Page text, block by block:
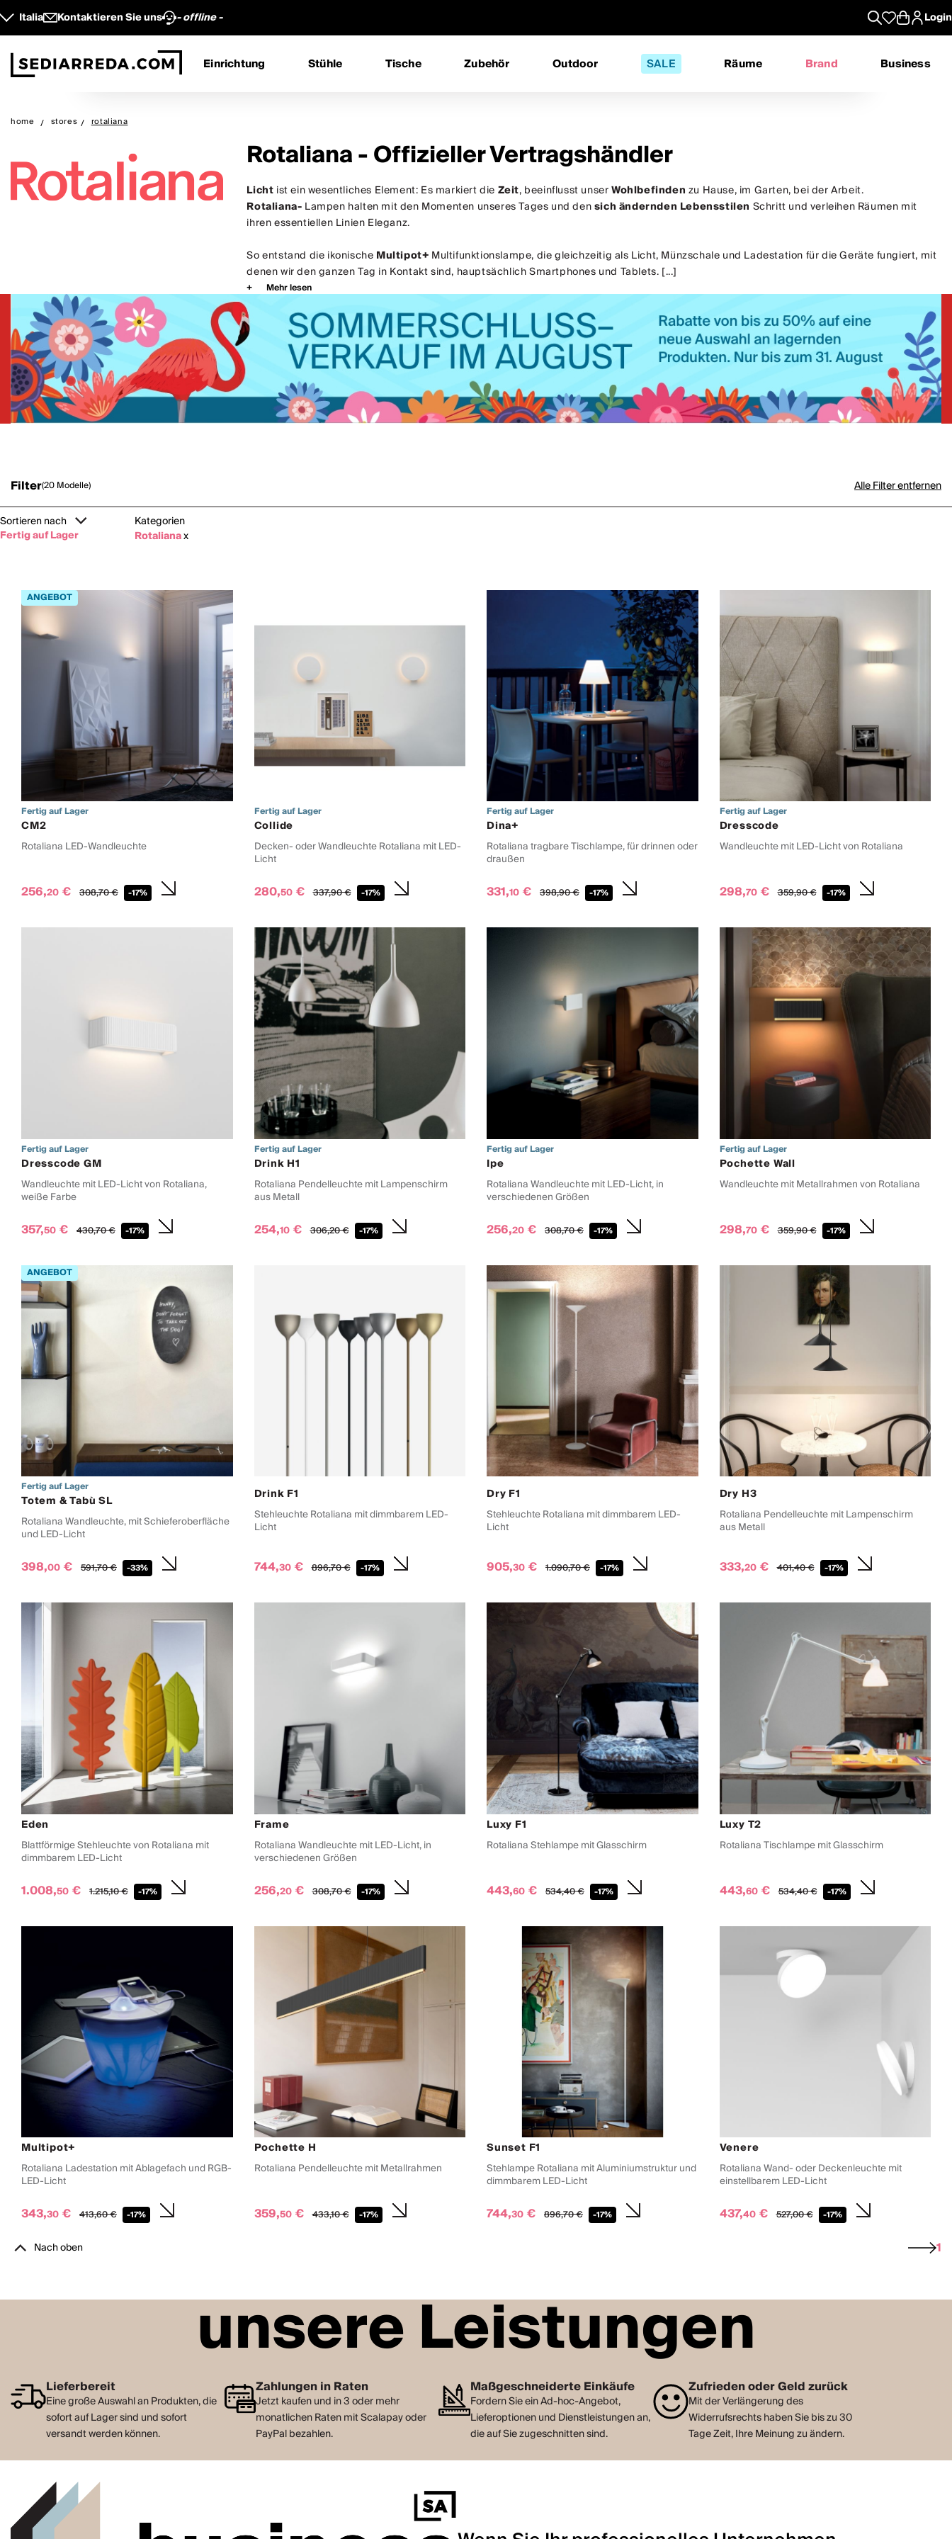
Italia Kontaktieren Sie uns - offline - Login
Einrichtung Stühle Tische Zubehör Outdoor SALE Räume Brand Business
home stores rotaliana
Rotaliana - Offizieller Vertragshändler
Licht ist ein wesentliches Element: Es markiert die Zeit, beeinflusst unserWohlbefinden zu Hause, im Garten, bei der Arbeit.
Rotaliana- Lampen halten mit den Momenten unseres Tages und densich ändernden Lebensstilen Schritt und verleihen Räumen mit
ihren essentiellen Linien Eleganz.
So entstand die ikonische Multipot+ Multifunktionslampe, die gleichzeitig als Licht, Münzschale und Ladestation für die Geräte fungiert, mit
denen wir den ganzen Tag in Kontakt sind, hauptsächlich Smartphones und Tablets. [...]
Mehr lesen
Filter(20 Modelle) Alle Filter entfernen
Sortieren nach
Fertig auf Lager
Kategorien
Rotalianax
Fertig auf Lager
CM2
Rotaliana LED-Wandleuchte
256,20 € 308,70€ -17%
Fertig auf Lager
Collide
Decken- oder Wandleuchte Rotaliana mit LED-
Licht
280,50€ 337,90€ -17%
Fertig auf Lager
Dina+
Rotaliana tragbare Tischlampe, für drinnen oder
draußen
331,10 € 398,90€ -17%
Fertig auf Lager
Dresscode
Wandleuchte mit LED-Licht von Rotaliana
298,70€ 359,90€ -17%
Fertig auf Lager
Dresscode GM
Wandleuchte mit LED-Licht von Rotaliana,
weiße Farbe
357,50 € 430,70€ -17%
Fertig auf Lager
Drink H1
Rotaliana Pendelleuchte mit Lampenschirm
aus Metall
254,10€ 306,20€ -17%
Fertig auf Lager
Ipe
Rotaliana Wandleuchte mit LED-Licht, in
verschiedenen Größen
256,20 € 308,70€ -17%
Fertig auf Lager
Pochette Wall
Wandleuchte mit Metallrahmen von Rotaliana
298,70€ 359,90€ -17%
Fertig auf Lager
Totem & Tabù SL
Rotaliana Wandleuchte, mit Schieferoberfläche
und LED-Licht
398,00 € 591,70€ -33%
Drink F1
Stehleuchte Rotaliana mit dimmbarem LED-
Licht
744,30€ 896,70€ -17%
Dry F1
Stehleuchte Rotaliana mit dimmbarem LED-
Licht
905,30 € 1.090,70€ -17%
Dry H3
Rotaliana Pendelleuchte mit Lampenschirm
aus Metall
333,20€ 401,40€ -17%
Eden
Blattförmige Stehleuchte von Rotaliana mit
dimmbarem LED-Licht
1.008,50 € 1.215,10€ -17%
Frame
Rotaliana Wandleuchte mit LED-Licht, in
verschiedenen Größen
256,20€ 308,70€ -17%
Luxy F1
Rotaliana Stehlampe mit Glasschirm
443,60 € 534,40€ -17%
Luxy T2
Rotaliana Tischlampe mit Glasschirm
443,60€ 534,40€ -17%
Multipot+
Rotaliana Ladestation mit Ablagefach und RGB-
LED-Licht
343,30 € 413,60€ -17%
Pochette H
Rotaliana Pendelleuchte mit Metallrahmen
359,50€ 433,10€ -17%
Sunset F1
Stehlampe Rotaliana mit Aluminiumstruktur und
dimmbarem LED-Licht
744,30 € 896,70€ -17%
Venere
Rotaliana Wand- oder Deckenleuchte mit
einstellbarem LED-Licht
437,40€ 527,00€ -17%
Nach oben 1
unsere Leistungen
Lieferbereit
Eine große Auswahl an Produkten, die
sofort auf Lager sind und sofort
versandt werden können.
Zahlungen in Raten
Jetzt kaufen und in 3 oder mehr
monatlichen Raten mit Scalapay oder
PayPal bezahlen.
Maßgeschneiderte Einkäufe
Fordern Sie ein Ad-hoc-Angebot,
Lieferoptionen und Dienstleistungen an,
die auf Sie zugeschnitten sind.
Zufrieden oder Geld zurück
Mit der Verlängerung des
Widerrufsrechts haben Sie bis zu 30
Tage Zeit, Ihre Meinung zu ändern.